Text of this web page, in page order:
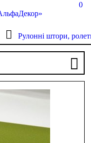
0
Рулонні штори,